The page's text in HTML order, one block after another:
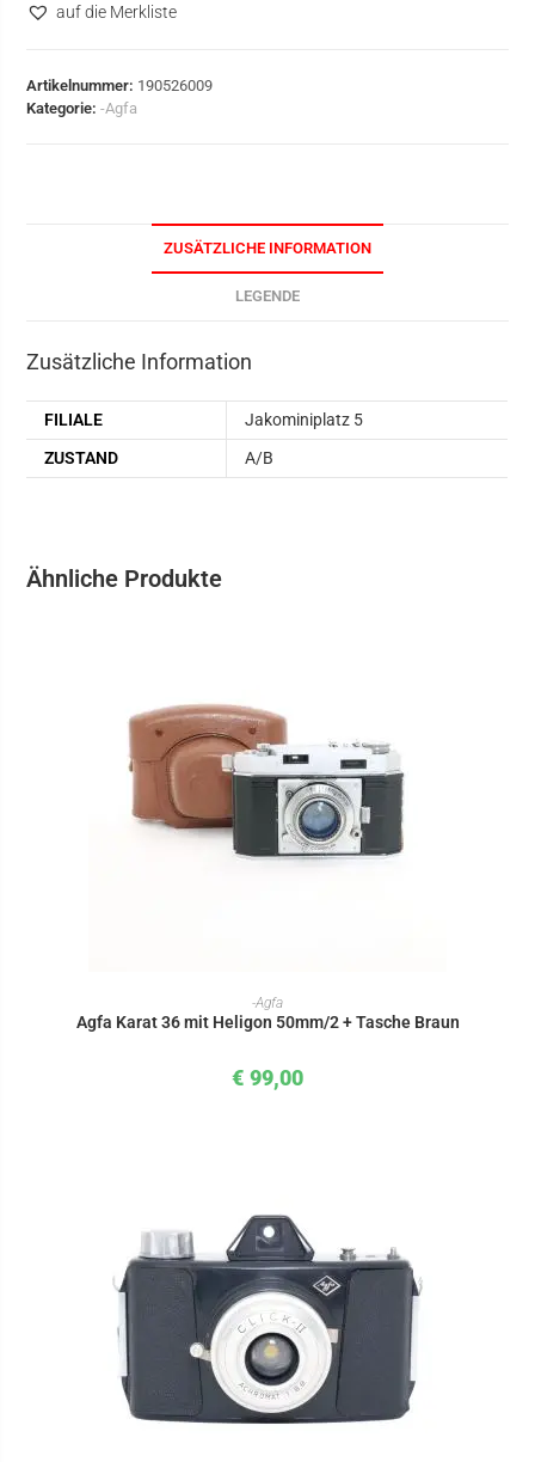
auf die Merkliste
Artikelnummer: 190526009
Kategorie:-Agfa
ZUSÄTZLICHE INFORMATION
LEGENDE
Zusätzliche Information
FILIALE
Jakominiplatz 5
ZUSTAND
A/B
Ähnliche Produkte
IN DEN WARENKORB
-Agfa
Agfa Karat 36 mit Heligon 50mm/2 + Tasche Braun
€ 99,00